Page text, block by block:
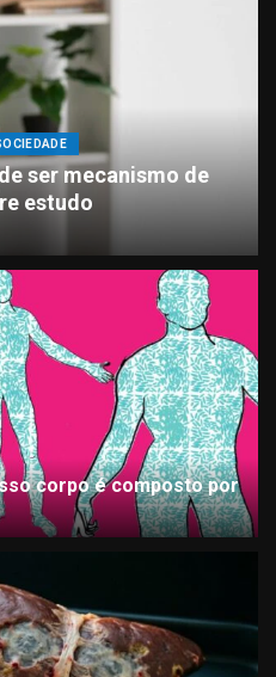
ser mecanismo de
estudo
corpo é composto por